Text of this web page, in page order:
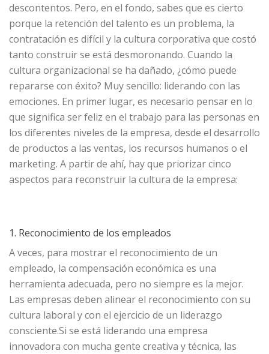
descontentos. Pero, en el fondo, sabes que es cierto
porque la retención del talento es un problema, la
contratación es difícil y la cultura corporativa que costó
tanto construir se está desmoronando. Cuando la
cultura organizacional se ha dañado, ¿cómo puede
repararse con éxito? Muy sencillo: liderando con las
emociones. En primer lugar, es necesario pensar en lo
que significa ser feliz en el trabajo para las personas en
los diferentes niveles de la empresa, desde el desarrollo
de productos a las ventas, los recursos humanos o el
marketing. A partir de ahí, hay que priorizar cinco
aspectos para reconstruir la cultura de la empresa:
1. Reconocimiento de los empleados
A veces, para mostrar el reconocimiento de un
empleado, la compensación económica es una
herramienta adecuada, pero no siempre es la mejor.
Las empresas deben alinear el reconocimiento con su
cultura laboral y con el ejercicio de un liderazgo
consciente.Si se está liderando una empresa
innovadora con mucha gente creativa y técnica, las